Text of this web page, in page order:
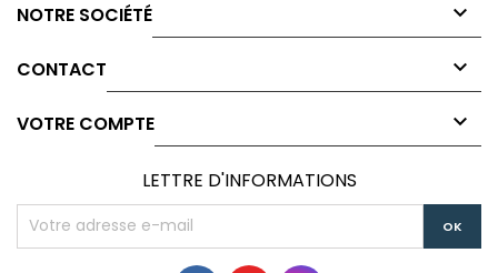
NOTRE SOCIÉTÉ 
CONTACT 
VOTRE COMPTE 
LETTRE D'INFORMATIONS